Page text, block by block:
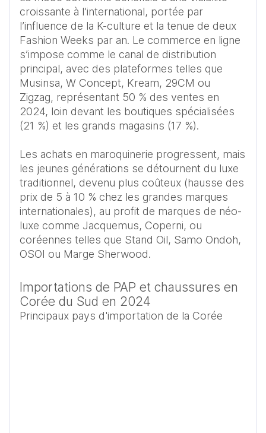
croissante à l’international, portée par
l’influence de la K-culture et la tenue de deux
Fashion Weeks par an. Le commerce en ligne
s’impose comme le canal de distribution
principal, avec des plateformes telles que
Musinsa, W Concept, Kream, 29CM ou
Zigzag, représentant 50 % des ventes en
2024, loin devant les boutiques spécialisées
(21 %) et les grands magasins (17 %).
Les achats en maroquinerie progressent, mais
les jeunes générations se détournent du luxe
traditionnel, devenu plus coûteux (hausse des
prix de 5 à 10 % chez les grandes marques
internationales), au profit de marques de néo-
luxe comme Jacquemus, Coperni, ou
coréennes telles que Stand Oil, Samo Ondoh,
OSOI ou Marge Sherwood.
Importations de PAP et chaussures en
Corée du Sud en 2024
Principaux pays d'importation de la Corée